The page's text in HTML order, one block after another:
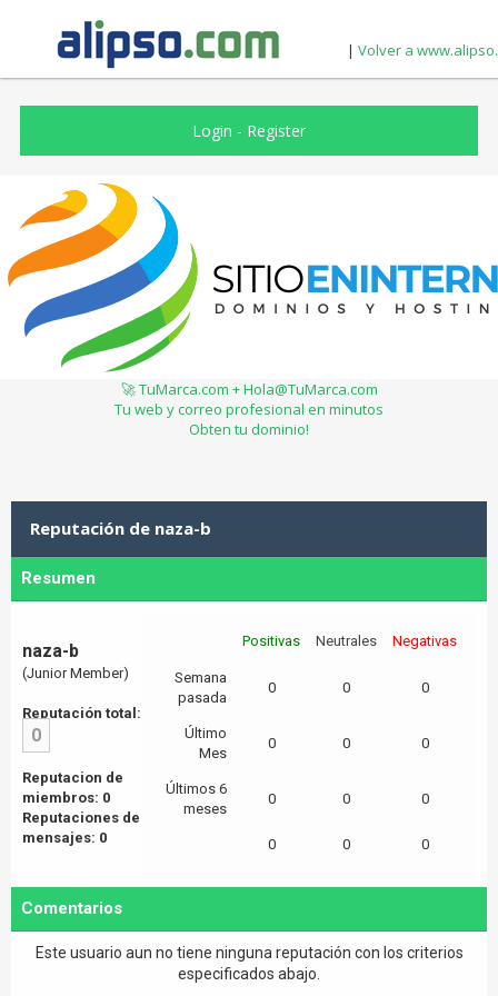
| Volver a
Login - Register
🚀 TuMarca.com + Hola@TuMarca.com
Tu web y correo profesional en minutos
Obten tu dominio!
Reputación de naza-b
Resumen
naza-b
(Junior Member)
Reputación total:
0
Reputacion de
miembros: 0
Reputaciones de
mensajes: 0
Positivas Neutrales Negativas
Semana
pasada
0 0 0
Último
Mes
0 0 0
Últimos 6
meses
0 0 0
0 0 0
Comentarios
Este usuario aun no tiene ninguna reputación con los criterios
especificados abajo.